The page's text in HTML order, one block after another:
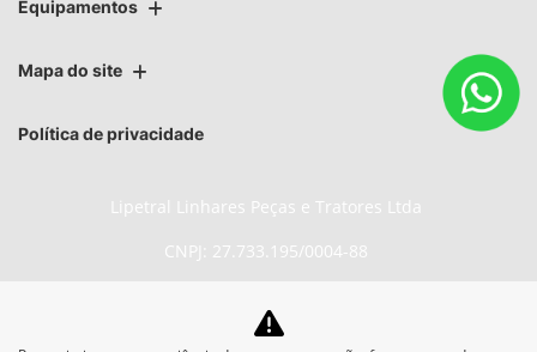
Equipamentos
Mapa do site
Política de privacidade
Lipetral Linhares Peças e Tratores Ltda
CNPJ: 27.733.195/0004-88